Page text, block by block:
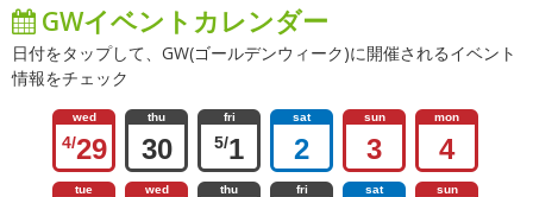
GWイベントカレンダー
日付をタップして、GW(ゴールデンウィーク)に開催されるイベント
情報をチェック
wed
4/29
thu
30
fri
5/1
sat
2
sun
3
mon
4
tue wed thu fri sat sun